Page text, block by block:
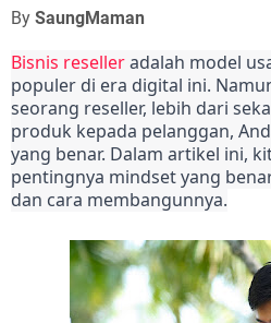
By SaungMaman
Bisnis reselleradalah model
populer di era digital ini.
seorang reseller, lebih dari
produk kepada pelanggan,
yang benar. Dalam artikel ini,
pentingnya mindset yang
dan cara membangunnya.